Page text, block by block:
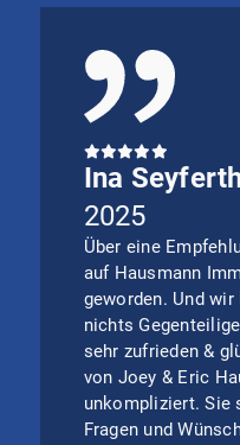
Ina
2025
Über eine
auf Hausmann
geworden. Und
nichts
sehr zufrieden &
von Joey & Eric
unkompliziert. Sie
Fragen und